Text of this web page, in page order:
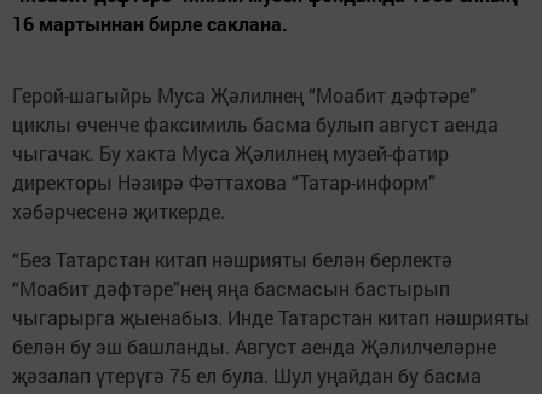
16 мартыннан бирле саклана.
Герой-шагыйрь Муса Җәлилнең “Моабит дәфтәре”
циклы өченче факсимиль басма булып август аенда
чыгачак. Бу хакта Муса Җәлилнең музей-фатир
директоры Нәзирә Фәттахова “Татар-информ”
хәбәрчесенә җиткерде.
“Без Татарстан китап нәшрияты белән берлектә
“Моабит дәфтәре”нең яңа басмасын бастырып
чыгарырга җыенабыз. Инде Татарстан китап нәшрияты
белән бу эш башланды. Август аенда Җәлилчеләрне
җәзалап үтерүгә 75 ел була. Шул уңайдан бу басма